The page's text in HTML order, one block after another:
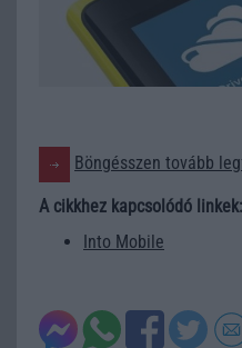
Böngésszen tovább
A cikkhez kapcsolódó linkek:
Into Mobile